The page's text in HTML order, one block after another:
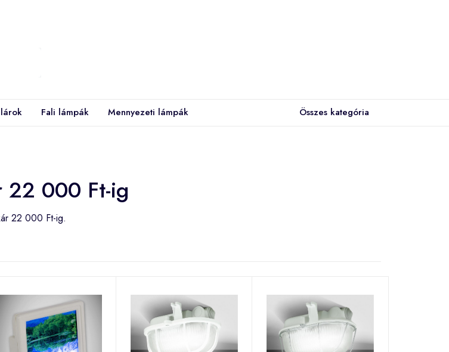
Fali lámpák Mennyezeti lámpák Összes kategória
22 000 Ft-ig
22 000 Ft-ig.